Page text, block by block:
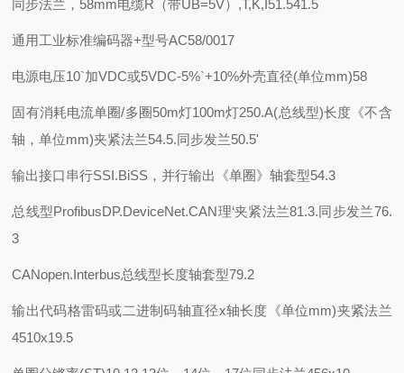
同步法兰，58mm电缆R（带UB=5V）,T,K,I51.541.5
通用工业标准编码器+型号AC58/0017
电源电压10`加VDC或5VDC-5%`+10%外壳直径(单位mm)58
固有消耗电流单圈/多圈50m灯100m灯250.A(总线型)长度《不含
轴，单位mm)夹紧法兰54.5.同步发兰50.5'
输出接口串行SSI.BiSS，并行输出《单圈》轴套型54.3
总线型ProfibusDP.DeviceNet.CAN理‘夹紧法兰81.3.同步发兰76.
3
CANopen.Interbus总线型长度轴套型79.2
输出代码格雷码或二进制码轴直径x轴长度《单位mm)夹紧法兰
4510x19.5